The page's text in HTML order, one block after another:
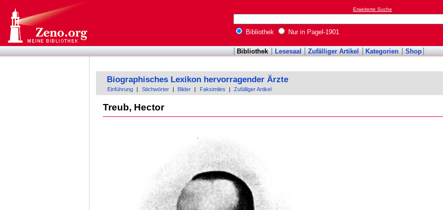
Erweiterte Suche
Bibliothek Nur in Pagel-1901
Bibliothek Lesesaal Zufälliger Artikel Kategorien Shop
Biographisches Lexikon hervorragender Ärzte
Einführung Stichwörter Bilder Faksimiles Zufälliger Artikel
Treub, Hector